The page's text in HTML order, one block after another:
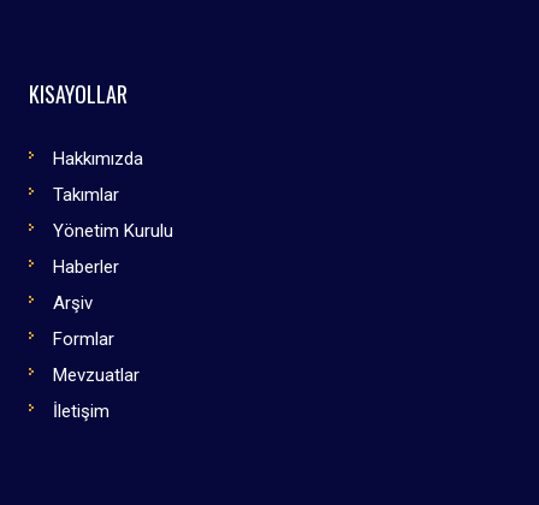
KISAYOLLAR
Hakkımızda
Takımlar
Yönetim Kurulu
Haberler
Arşiv
Formlar
Mevzuatlar
İletişim